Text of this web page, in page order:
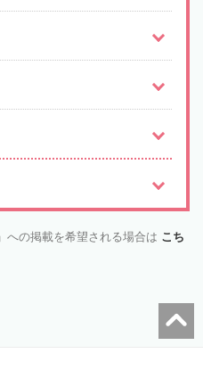
への掲載を希望される場合は こち